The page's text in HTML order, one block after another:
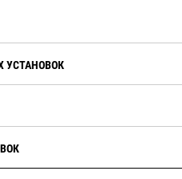
УСТАНОВОК